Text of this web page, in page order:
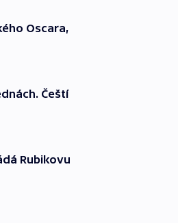
Oscara,
Čeští
Rubikovu